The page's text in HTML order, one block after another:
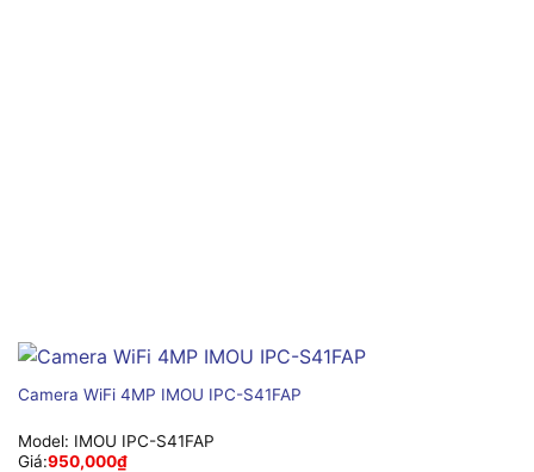
Camera WiFi 4MP IMOU IPC-S41FAP
Model: IMOU IPC-S41FAP
Giá:950,000₫